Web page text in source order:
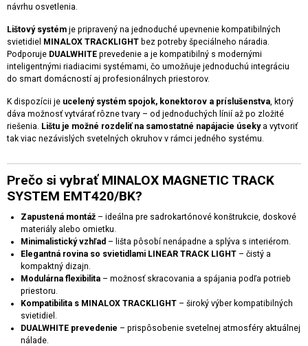
návrhu osvetlenia.
Lištový systém je pripravený na jednoduché upevnenie kompatibilných
svietidiel MINALOX TRACKLIGHT bez potreby špeciálneho náradia.
Podporuje DUALWHITE prevedenie a je kompatibilný s modernými
inteligentnými riadiacimi systémami, čo umožňuje jednoduchú integráciu
do smart domácností aj profesionálnych priestorov.
K dispozícii je ucelený systém spojok, konektorov a príslušenstva , ktorý
dáva možnosť vytvárať rôzne tvary – od jednoduchých línií až po zložité
riešenia. Lištu je možné rozdeliť na samostatné napájacie úsekya vytvoriť
tak viac nezávislých svetelných okruhov v rámci jedného systému.
Prečo si vybrať MINALOX MAGNETIC TRACK
SYSTEM EMT420/BK?
Zapustená montáž – ideálna pre sadrokartónové konštrukcie, doskové
materiály alebo omietku.
Minimalistický vzhľad – lišta pôsobí nenápadne a splýva s interiérom.
Elegantná rovina so svietidlami LINEAR TRACK LIGHT – čistý a
kompaktný dizajn.
Modulárna flexibilita – možnosť skracovania a spájania podľa potrieb
priestoru.
Kompatibilita s MINALOX TRACKLIGHT – široký výber kompatibilných
svietidiel.
DUALWHITE prevedenie – prispôsobenie svetelnej atmosféry aktuálnej
nálade.